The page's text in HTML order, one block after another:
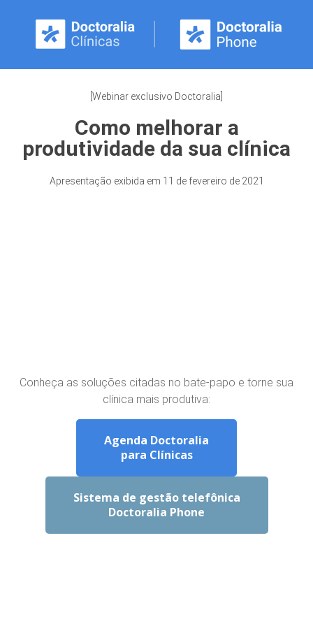
[Webinar exclusivo Doctoralia]
Como melhorar a
produtividade da sua clínica
Apresentação exibida em 11 de fevereiro de 2021
Conheça as soluções citadas no bate-papo e torne sua
clínica mais produtiva:
Agenda Doctoralia
para Clínicas
Sistema de gestão telefônica
Doctoralia Phone